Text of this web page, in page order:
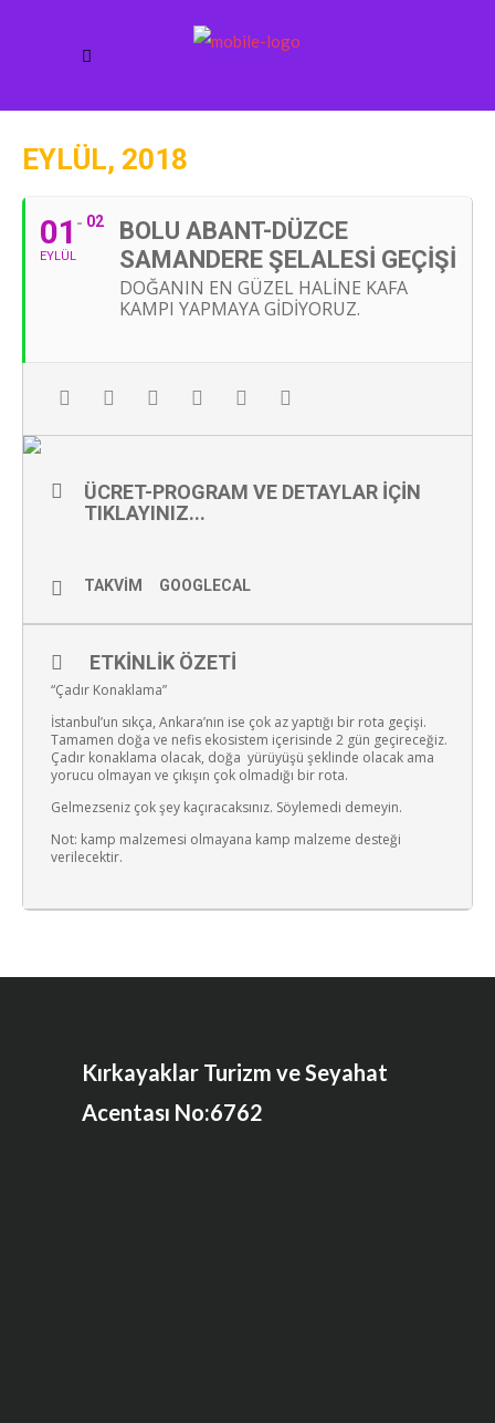
EYLÜL, 2018
01
EYLÜL
02
BOLU ABANT-DÜZCE
SAMANDERE ŞELALESI GEÇIŞI
DOĞANIN EN GÜZEL HALINE KAFA
KAMPI YAPMAYA GIDIYORUZ.
ÜCRET-PROGRAM VE DETAYLAR IÇIN
TIKLAYINIZ...
TAKVIM GOOGLECAL
ETKINLIK ÖZETI
“Çadır Konaklama”
İstanbul’un sıkça, Ankara’nın ise çok az yaptığı bir rota geçişi.
Tamamen doğa ve nefis ekosistem içerisinde 2 gün geçireceğiz.
Çadır konaklama olacak, doğa yürüyüşü şeklinde olacak ama
yorucu olmayan ve çıkışın çok olmadığı bir rota.
Gelmezseniz çok şey kaçıracaksınız. Söylemedi demeyin.
Not: kamp malzemesi olmayana kamp malzeme desteği
verilecektir.
Kırkayaklar Turizm ve Seyahat
Acentası No:6762